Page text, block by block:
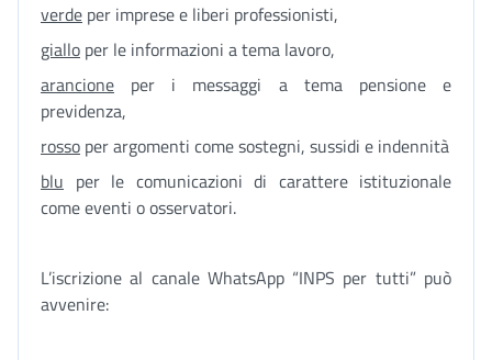
verde per imprese e liberi professionisti,
giallo per le informazioni a tema lavoro,
arancione per i messaggi a tema pensione e
previdenza,
rosso per argomenti come sostegni, sussidi e indennità
blu per le comunicazioni di carattere istituzionale
come eventi o osservatori.
L’iscrizione al canale WhatsApp “INPS per tutti” può
avvenire: